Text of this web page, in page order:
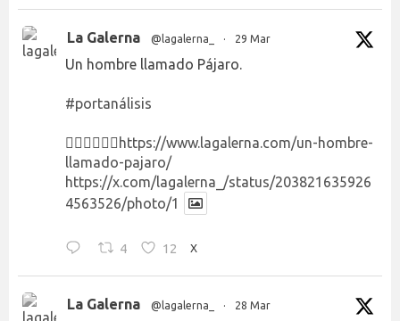
La Galerna @lagalerna_ · 29 Mar
Un hombre llamado Pájaro.
#portanálisis
👉🏻👉🏻👉🏻 https://www.lagalerna.com/un-hombre-
llamado-pajaro/
https://x.com/lagalerna_/status/203821635926
4563526/photo/1
4 12 X
La Galerna @lagalerna_ · 28 Mar